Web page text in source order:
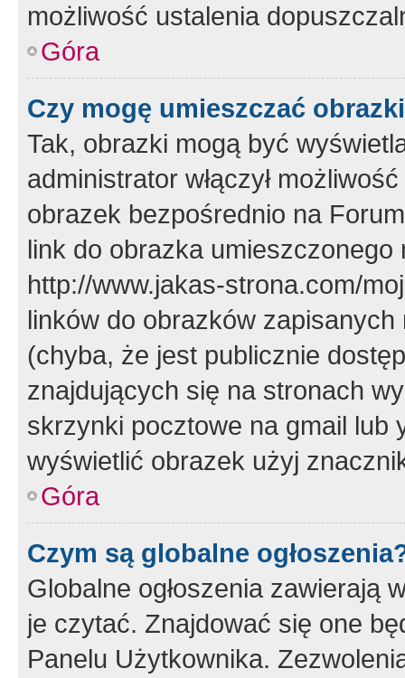
możliwość ustalenia
Góra
Czy mogę umieszczać
Tak, obrazki mogą być
administrator włączył
obrazek bezpośrednio na
link do obrazka
http://www.jakas-strona.com/
linków do obrazków
(chyba, że jest publicznie
znajdujących się na stronach
skrzynki pocztowe na gmail lub
wyświetlić obrazek użyj
Góra
Czym są globalne
Globalne ogłoszenia zawierają
je czytać. Znajdować się one
Panelu Użytkownika.